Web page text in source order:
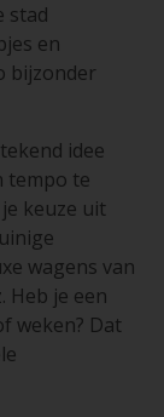
stad
en
bijzonder
idee
tempo te
keuze uit
wagens van
Heb je een
weken? Dat